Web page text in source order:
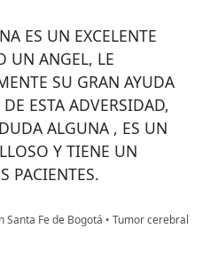
ES UN EXCELENTE
UN ANGEL, LE
SU GRAN AYUDA
ESTA ADVERSIDAD,
ALGUNA , ES UN
Y TIENE UN
PACIENTES.
Santa Fe de Bogotá • Tumor cerebral